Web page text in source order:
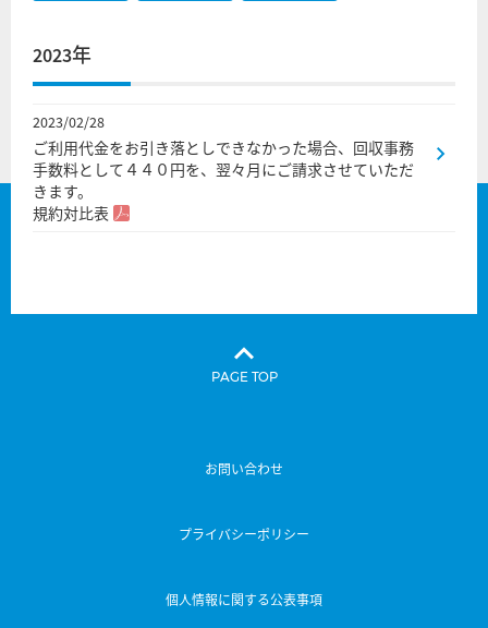
2023年
2023/02/28
ご利用代金をお引き落としできなかった場合、回収事務
手数料として４４０円を、翌々月にご請求させていただ
きます。
規約対比表
PAGE TOP
お問い合わせ
プライバシーポリシー
個人情報に関する公表事項